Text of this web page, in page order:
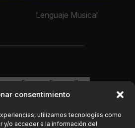
consentimiento
utilizamos tecnologías como
y/o acceder a la información del
Lenguaje Musical